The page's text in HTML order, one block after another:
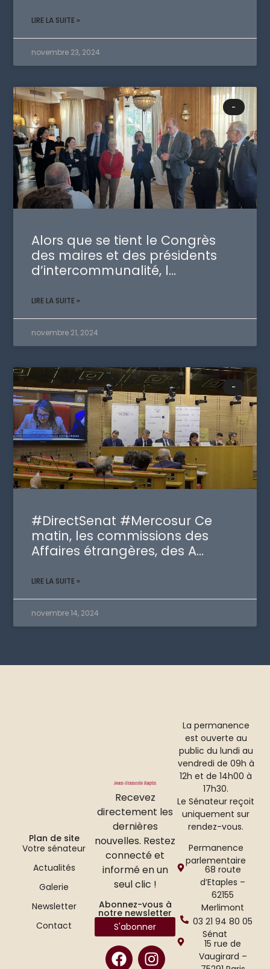
LIRE LA SUITE »
novembre 23, 2024
-
Alors que se tient le Congrès
des maires et des présidents
d’intercommunalité, l…
LIRE LA SUITE »
novembre 21, 2024
-
#DirectSenat #Mercosur Ce
matin, les commissions des
Affaires étrangères, des A…
LIRE LA SUITE »
novembre 14, 2024
Recevez
directement les
dernières
nouvelles. Restez
connecté et
informé en un
seul clic !
Abonnez-vous à
notre newsletter
S'abonner
La permanence
est ouverte au
public du lundi au
vendredi de 09h à
12h et de 14h00 à
17h30.
Le Sénateur reçoit
uniquement sur
rendez-vous.
Permanence
parlementaire
68 route
d’Etaples –
62155
Merlimont
03 21 94 80 05
Sénat
15 rue de
Vaugirard –
Plan de site
Votre sénateur
Actualités
Galerie
Newsletter
Contact